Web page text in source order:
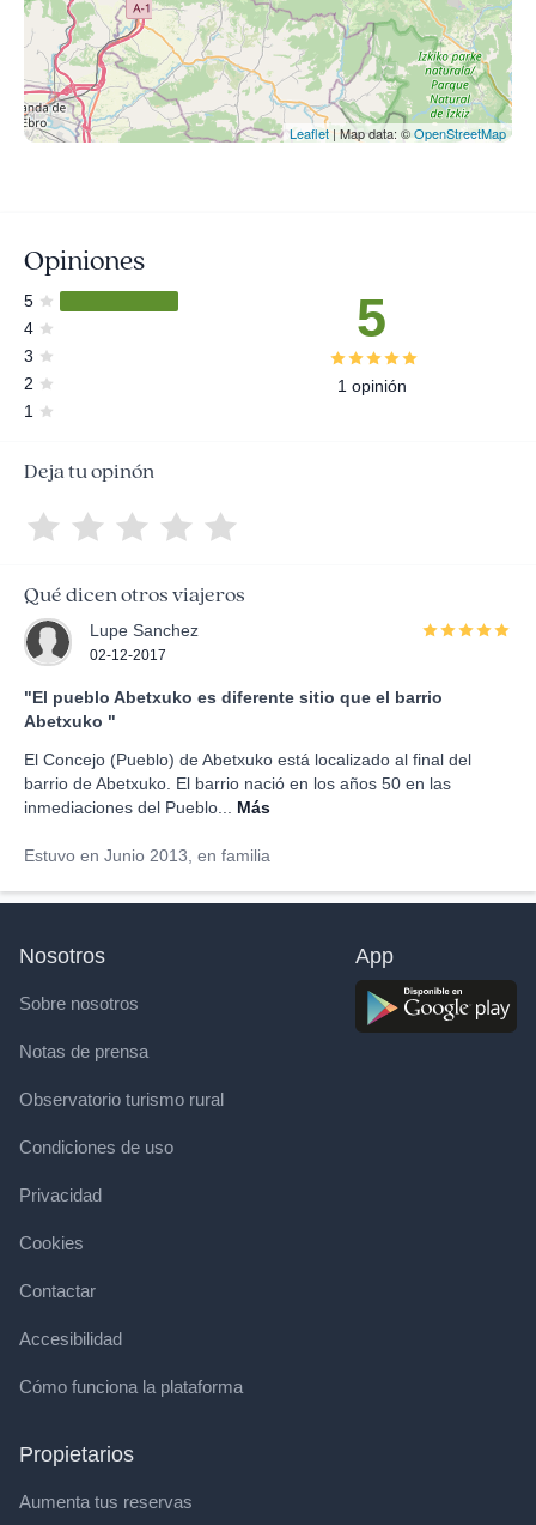
Leaflet| Map data: ©OpenStreetMap
Opiniones
5
4
3
2
1
5
1 opinión
Deja tu opinón
Qué dicen otros viajeros
Lupe Sanchez
02-12-2017
"El pueblo Abetxuko es diferente sitio que el barrio
Abetxuko "
El Concejo (Pueblo) de Abetxuko está localizado al final del
barrio de Abetxuko. El barrio nació en los años 50 en las
inmediaciones del Pueblo...
Más
Estuvo en Junio 2013, en familia
Nosotros
Sobre nosotros
Notas de prensa
Observatorio turismo rural
Condiciones de uso
Privacidad
Cookies
Contactar
Accesibilidad
Cómo funciona la plataforma
Propietarios
Aumenta tus reservas
App